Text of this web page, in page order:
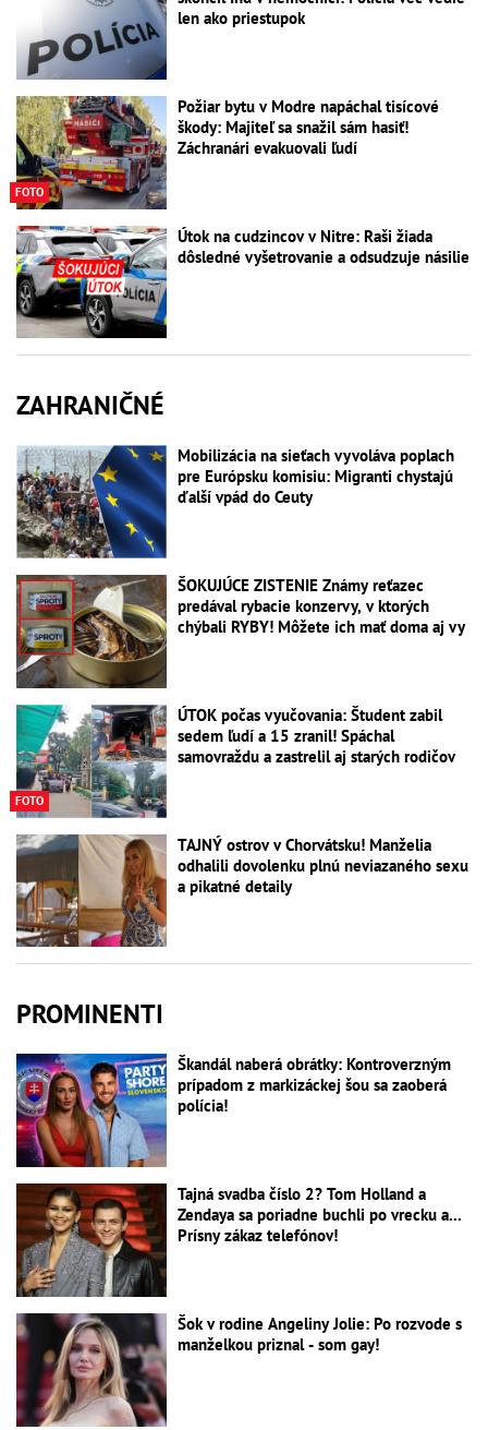
len ako priestupok
FOTO
Požiar bytu v Modre napáchal tisícové
škody: Majiteľ sa snažil sám hasiť!
Záchranári evakuovali ľudí
Útok na cudzincov v Nitre: Raši žiada
dôsledné vyšetrovanie a odsudzuje násilie
ZAHRANIČNÉ
Mobilizácia na sieťach vyvoláva poplach
pre Európsku komisiu: Migranti chystajú
ďalší vpád do Ceuty
ŠOKUJÚCE ZISTENIE Známy reťazec
predával rybacie konzervy, v ktorých
chýbali RYBY! Môžete ich mať doma aj vy
FOTO
ÚTOK počas vyučovania: Študent zabil
sedem ľudí a 15 zranil! Spáchal
samovraždu a zastrelil aj starých rodičov
TAJNÝ ostrov v Chorvátsku! Manželia
odhalili dovolenku plnú neviazaného sexu
a pikatné detaily
PROMINENTI
Škandál naberá obrátky: Kontroverzným
prípadom z markizáckej šou sa zaoberá
polícia!
Tajná svadba číslo 2? Tom Holland a
Zendaya sa poriadne buchli po vrecku a...
Prísny zákaz telefónov!
Šok v rodine Angeliny Jolie: Po rozvode s
manželkou priznal - som gay!